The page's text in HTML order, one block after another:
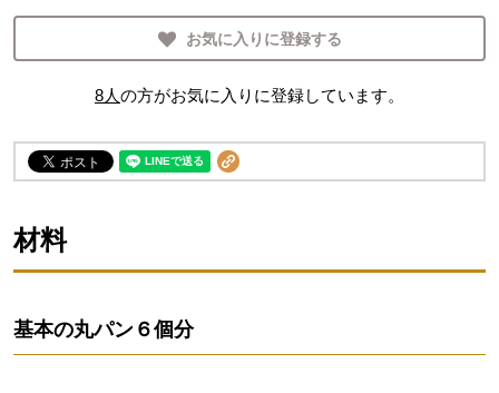
お気に入りに登録する
8人の方がお気に入りに登録しています。
材料
基本の丸パン６個分